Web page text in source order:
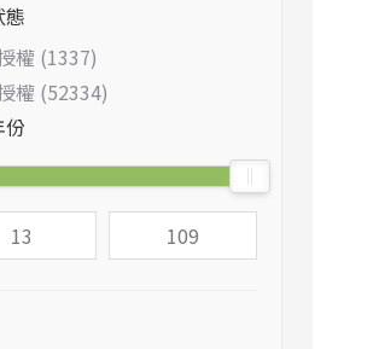
態
權 (1337)
權 (52334)
份